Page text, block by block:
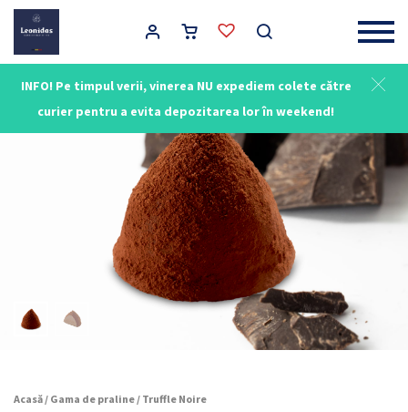
INFO! Pe timpul verii, vinerea NU expediem colete către
curier pentru a evita depozitarea lor în weekend!
Main Navigation
Acasă / Gama de praline / Truffle Noire